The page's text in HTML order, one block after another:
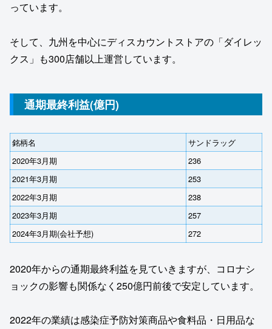
っています。
そして、九州を中心にディスカウントストアの「ダイレッ
クス」も300店舗以上運営しています。
通期最終利益(億円)
銘柄名
サンドラッグ
2020年3月期
236
2021年3月期
253
2022年3月期
238
2023年3月期
257
2024年3月期(会社予想)
272
2020年からの通期最終利益を見ていきますが、コロナシ
ョックの影響も関係なく250億円前後で安定しています。
2022年の業績は感染症予防対策商品や食料品・日用品な